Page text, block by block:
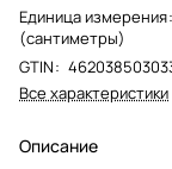
Единица измерения:
(сантиметры)
GTIN:
Все характеристики
Описание